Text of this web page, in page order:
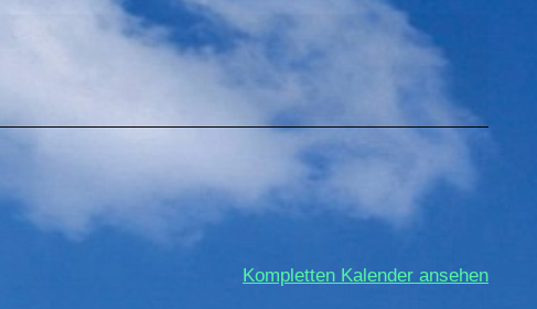
Kompletten Kalender ansehen